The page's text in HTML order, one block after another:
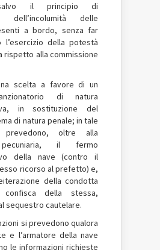
il principio di
dell’incolumità delle
a bordo, senza far
l’esercizio della potestà
rispetto alla commissione
scelta a favore di un
di natura
in sostituzione del
di natura penale; in tale
oltre alla
il fermo
della nave (contro il
ricorso al prefetto) e,
della condotta
della stessa,
sequestro cautelare.
si prevedono qualora
e l’armatore della nave
le informazioni richieste